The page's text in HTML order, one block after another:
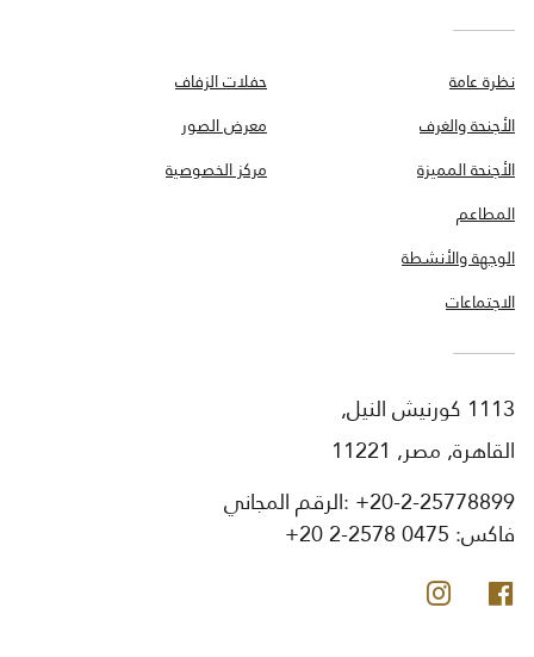
نظرة عامة
الأجنحة والغرف
الأجنحة المميزة
المطاعم
الوجهة والأنشطة
الاجتماعات
حفلات الزفاف
معرض الصور
مركز الخصوصية
1113 كورنيش النيل,
القاهرة, مصر, 11221
الرقم المجاني: +20-2-25778899
فاكس: +20 2-2578 0475
فيس بوك